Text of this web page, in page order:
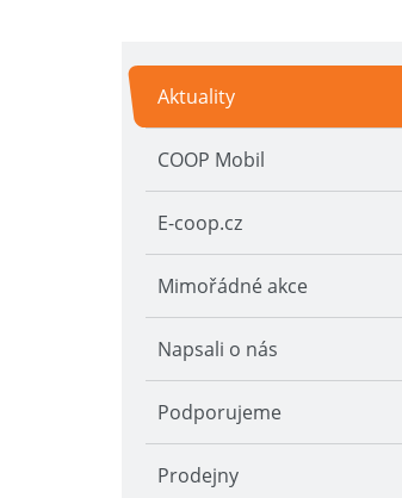
Aktuality
COOP Mobil
E-coop.cz
Mimořádné akce
Napsali o nás
Podporujeme
Prodejny